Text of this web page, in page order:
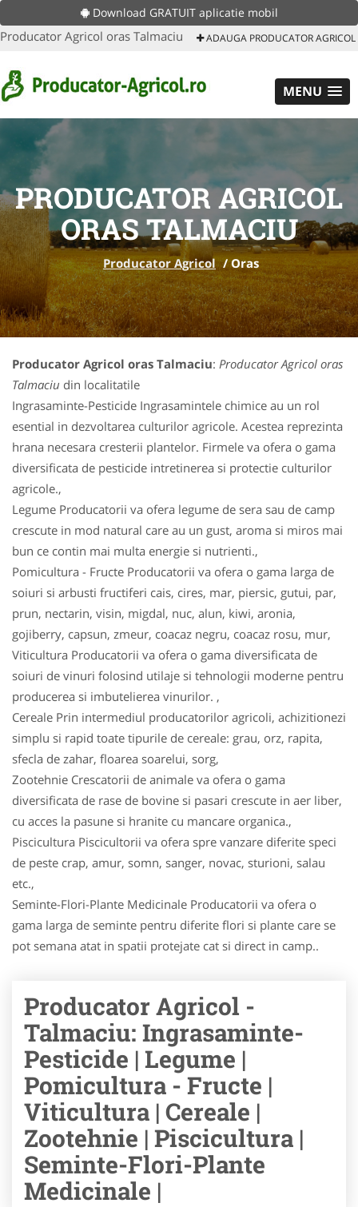
Download GRATUIT aplicatie mobil
Producator Agricol oras Talmaciu ADAUGA PRODUCATOR AGRICOL
MENU
PRODUCATOR AGRICOL
ORAS TALMACIU
Producator Agricol /Oras
Producator Agricol oras Talmaciu: Producator Agricol oras
Talmaciu din localitatile
Ingrasaminte-Pesticide Ingrasamintele chimice au un rol
esential in dezvoltarea culturilor agricole. Acestea reprezinta
hrana necesara cresterii plantelor. Firmele va ofera o gama
diversificata de pesticide intretinerea si protectie culturilor
agricole.,
Legume Producatorii va ofera legume de sera sau de camp
crescute in mod natural care au un gust, aroma si miros mai
bun ce contin mai multa energie si nutrienti.,
Pomicultura - Fructe Producatorii va ofera o gama larga de
soiuri si arbusti fructiferi cais, cires, mar, piersic, gutui, par,
prun, nectarin, visin, migdal, nuc, alun, kiwi, aronia,
gojiberry, capsun, zmeur, coacaz negru, coacaz rosu, mur,
Viticultura Producatorii va ofera o gama diversificata de
soiuri de vinuri folosind utilaje si tehnologii moderne pentru
producerea si imbutelierea vinurilor. ,
Cereale Prin intermediul producatorilor agricoli, achizitionezi
simplu si rapid toate tipurile de cereale: grau, orz, rapita,
sfecla de zahar, floarea soarelui, sorg,
Zootehnie Crescatorii de animale va ofera o gama
diversificata de rase de bovine si pasari crescute in aer liber,
cu acces la pasune si hranite cu mancare organica.,
Piscicultura Piscicultorii va ofera spre vanzare diferite speci
de peste crap, amur, somn, sanger, novac, stu­ri­oni, salau
etc.,
Seminte-Flori-Plante Medicinale Producatorii va ofera o
gama larga de seminte pentru diferite flori si plante care se
pot semana atat in spatii protejate cat si direct in camp..
Producator Agricol -
Talmaciu: Ingrasaminte-
Pesticide | Legume |
Pomicultura - Fructe |
Viticultura | Cereale |
Zootehnie | Piscicultura |
Seminte-Flori-Plante
Medicinale |